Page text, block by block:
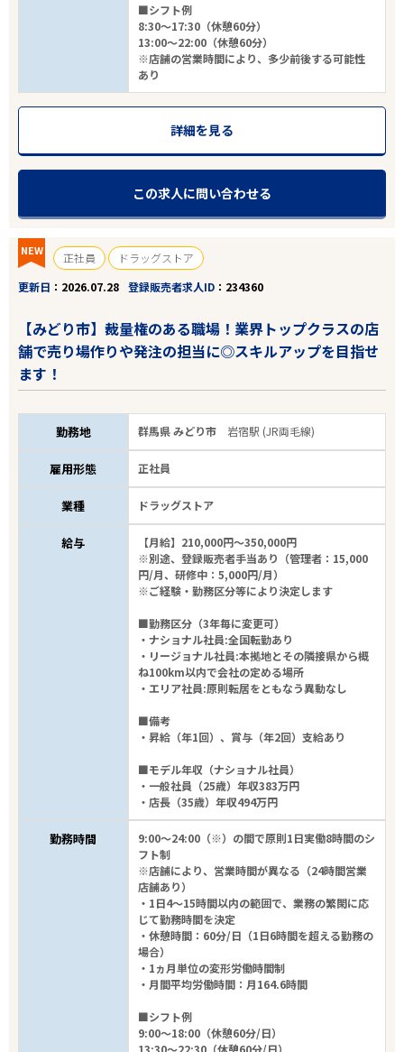
■シフト例
8:30～17:30（休憩60分）
13:00～22:00（休憩60分）
※店舗の営業時間により、多少前後する可能性
あり
詳細を見る
この求人に問い合わせる
NEW 正社員
ドラッグストア
更新日
2026.07.28 登録販売者求人ID 234360
【みどり市】裁量権のある職場！業界トップクラスの店
舗で売り場作りや発注の担当に◎スキルアップを目指せ
ます！
勤務地 群馬県 みどり市 岩宿駅 (JR両毛線)
雇用形態 正社員
業種 ドラッグストア
給与
【月給】210,000円～350,000円
※別途、登録販売者手当あり（管理者：15,000
円/月、研修中：5,000円/月）
※ご経験・勤務区分等により決定します
■勤務区分（3年毎に変更可）
・ナショナル社員:全国転勤あり
・リージョナル社員:本拠地とその隣接県から概
ね100km以内で会社の定める場所
・エリア社員:原則転居をともなう異動なし
■備考
・昇給（年1回）、賞与（年2回）支給あり
■モデル年収（ナショナル社員）
・一般社員（25歳）年収383万円
・店長（35歳）年収494万円
勤務時間
9:00～24:00（※）の間で原則1日実働8時間のシ
フト制
※店舗により、営業時間が異なる（24時間営業
店舗あり）
・1日4～15時間以内の範囲で、業務の繁閑に応
じて勤務時間を決定
・休憩時間：60分/日（1日6時間を超える勤務の
場合）
・1ヵ月単位の変形労働時間制
・月間平均労働時間：月164.6時間
■シフト例
9:00～18:00（休憩60分/日）
13:30～22:30（休憩60分/日）